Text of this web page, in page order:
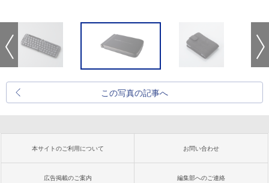
この写真の記事へ
本サイトのご利用について お問い合わせ
広告掲載のご案内 編集部へのご連絡